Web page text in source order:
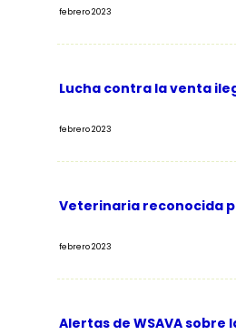
febrero 2023
Lucha contra la venta
febrero 2023
Veterinaria reconocida
febrero 2023
Alertas de WSAVA